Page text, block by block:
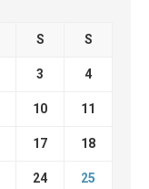
S S
3 4
10 11
17 18
24 25